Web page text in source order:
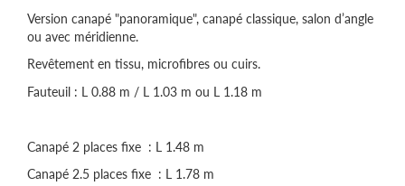
Version canapé "panoramique", canapé classique, salon d’angle
ou avec méridienne.
Revêtement en tissu, microfibres ou cuirs.
Fauteuil : L 0.88 m / L 1.03 m ou L 1.18 m
Canapé 2 places fixe : L 1.48 m
Canapé 2.5 places fixe : L 1.78 m